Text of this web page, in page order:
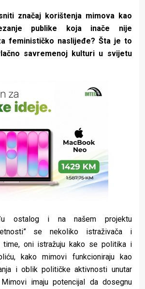
značaj korištenja mimova kao
publike koja inače nije
feminističko naslijeđe? Šta je to
savremenoj kulturi u svijetu
ostalog i na našem projektu
se nekoliko istraživača i
time, oni istražuju kako se politika i
kako mimovi funkcioniraju kao
i oblik političke aktivnosti unutar
imaju potencijal da dosegnu